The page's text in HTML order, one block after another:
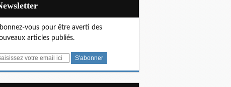
Newsletter
vous pour être averti des
articles publiés.